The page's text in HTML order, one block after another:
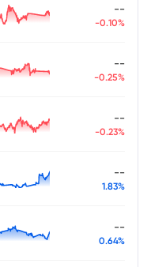
--
-0.10%
--
-0.25%
--
-0.23%
--
1.83%
--
0.64%